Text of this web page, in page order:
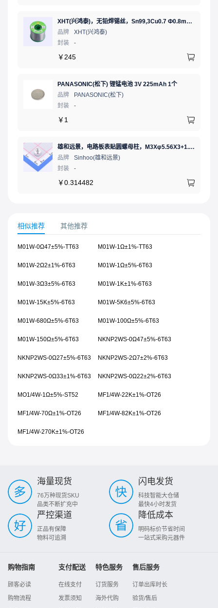
XHT(兴鸿泰)，无铅焊锡丝，Sn99,3Cu0.7 Ф0.8mm 500G，环保锡线，免洗焊锡丝/锡线,1卷（含松香）
品牌
XHT(兴鸿泰)
封装
-
￥ 245
PANASONIC(松下) 锂锰电池 3V 225mAh 1个
品牌
PANASONIC(松下)
封装
-
￥ 1
雄和远景，电路板表贴圆螺母柱，M3Xφ5.56X3+1.53，铜镀锡，编带装
品牌
Sinhoo(雄和远景)
封装
-
￥0.314482
相似推荐 其他推荐
M01W-0Ω47±5%-TT63 M01W-1Ω±1%-TT63
M01W-2Ω2±1%-6T63 M01W-1Ω±5%-6T63
M01W-3Ω3±5%-6T63 M01W-1K±1%-6T63
M01W-15K±5%-6T63 M01W-5K6±5%-6T63
M01W-680Ω±5%-6T63 M01W-100Ω±5%-6T63
M01W-150Ω±5%-6T63 NKNP2WS-0Ω47±5%-6T63
NKNP2WS-0Ω27±5%-6T63 NKNP2WS-2Ω7±2%-6T63
NKNP2WS-0Ω33±1%-6T63 NKNP2WS-0Ω22±2%-6T63
MO1/4W-1Ω±5%-ST52 MF1/4W-22K±1%-OT26
MF1/4W-70Ω±1%-OT26 MF1/4W-82K±1%-OT26
MF1/4W-270K±1%-OT26
海量现货
76万种现货SKU
品类不断扩充中
闪电发货
科技智能大仓储
最快4小时发货
严控渠道
正品有保障
物料可追溯
降低成本
明码标价节省时间
一站式采购元器件
购物指南
顾客必读
购物流程
支付配送
在线支付
发票须知
特色服务
订货服务
海外代购
售后服务
订单出库时长
验货/售后